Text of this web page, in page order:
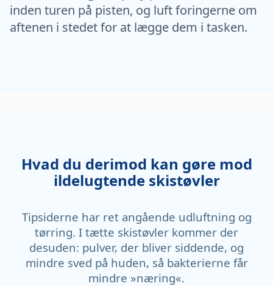
inden turen på pisten, og luft foringerne om
aftenen i stedet for at lægge dem i tasken.
Hvad du derimod kan gøre mod
ildelugtende skistøvler
Tipsiderne har ret angående udluftning og
tørring. I tætte skistøvler kommer der
desuden: pulver, der bliver siddende, og
mindre sved på huden, så bakterierne får
mindre »næring«.